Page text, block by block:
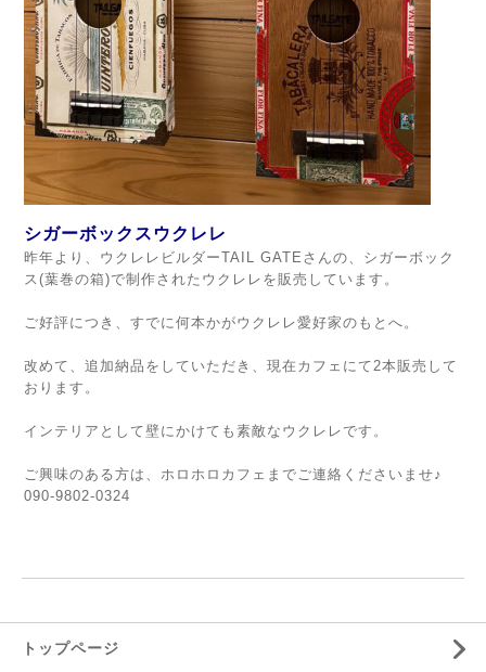
シガーボックスウクレレ
昨年より、ウクレレビルダーTAIL GATEさんの、シガーボック
ス(葉巻の箱)で制作されたウクレレを販売しています。
ご好評につき、すでに何本かがウクレレ愛好家のもとへ。
改めて、追加納品をしていただき、現在カフェにて2本販売して
おります。
インテリアとして壁にかけても素敵なウクレレです。
ご興味のある方は、ホロホロカフェまでご連絡くださいませ♪
090-9802-0324
トップページ